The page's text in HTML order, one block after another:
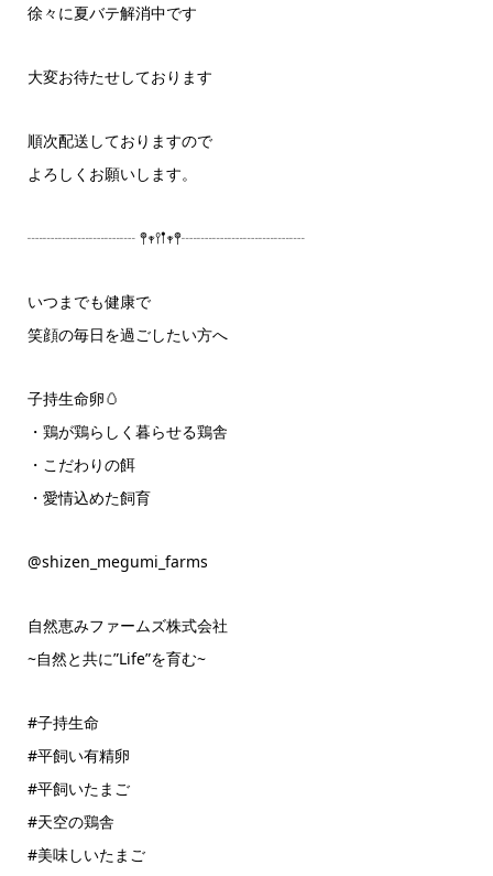
徐々に夏バテ解消中です
大変お待たせしております
順次配送しておりますので
よろしくお願いします。
┈┈┈┈┈┈┈ 𖤣𖥧𖥣𖡡𖥧𖤣┈┈┈┈┈┈┈┈
いつまでも健康で
笑顔の毎日を過ごしたい方へ
子持生命卵🥚
・鶏が鶏らしく暮らせる鶏舎
・こだわりの餌
・愛情込めた飼育
@shizen_megumi_farms
自然恵みファームズ株式会社
~自然と共に”Life”を育む~
#子持生命
#平飼い有精卵
#平飼いたまご
#天空の鶏舎
#美味しいたまご